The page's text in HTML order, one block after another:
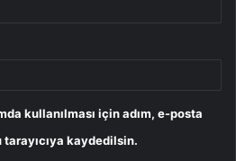
kullanılması için adım, e-posta
kaydedilsin.